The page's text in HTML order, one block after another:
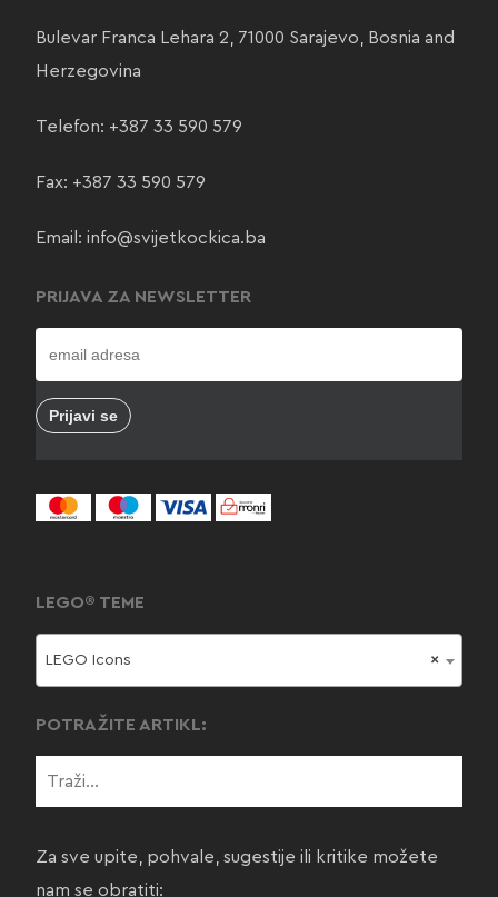
Bulevar Franca Lehara 2, 71000 Sarajevo, Bosnia and
Herzegovina
Telefon: +387 33 590 579
Fax: +387 33 590 579
Email: info@svijetkockica.ba
PRIJAVA ZA NEWSLETTER
LEGO® TEME
×
LEGO Icons
POTRAŽITE ARTIKL:
Za sve upite, pohvale, sugestije ili kritike možete
nam se obratiti: